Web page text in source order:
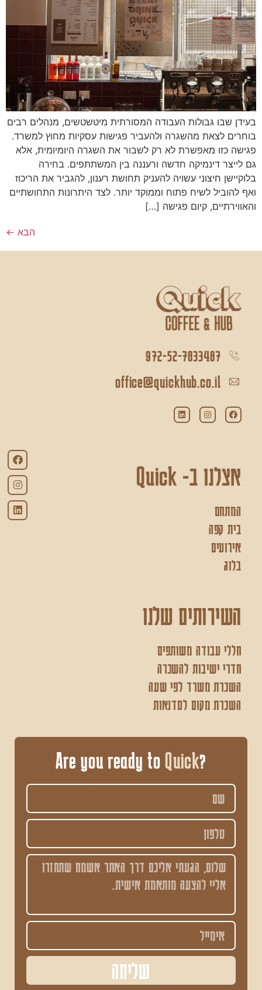
בעידן שבו גבולות העבודה המסורתית מיטשטשים, מנהלים רבים
בוחרים לצאת מהשגרה ולהעביר פגישות עסקיות מחוץ למשרד.
פגישה כזו מאפשרת לא רק לשבור את השגרה היומיומית, אלא
גם לייצר דינמיקה חדשה ורעננה בין המשתתפים. בחירה
בלוקיישן חיצוני עשויה להעניק תחושת רענון, להגביר את הריכוז
ואף להוביל לשיח פתוח וממוקד יותר. לצד היתרונות התחושתיים
והאווירתיים, קיום פגישה […]
הבא ←
972-52-7833487
office@quickhub.co.il
אצלנו ב- Quick
המתחם
בית קפה
אירועים
בלוג
השירותים שלנו
חללי עבודה משותפים
חדרי ישיבות להשכרה
השכרת משרד לפי שעה
השכרת מקום לסדנאות
?Are you ready to
Quick
שליחה